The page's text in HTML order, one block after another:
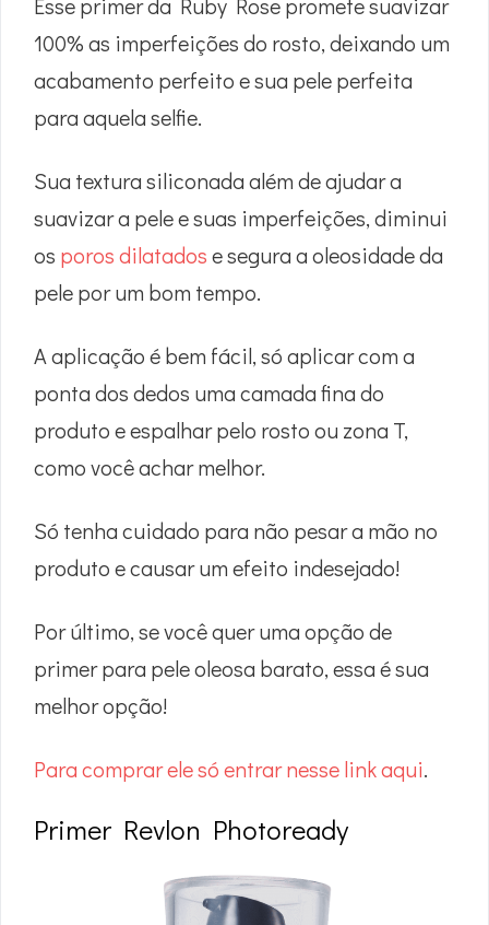
100% as imperfeições do rosto, deixando um
acabamento perfeito e sua pele perfeita
para aquela selfie.
Sua textura siliconada além de ajudar a
suavizar a pele e suas imperfeições, diminui
os poros dilatadose segura a oleosidade da
pele por um bom tempo.
A aplicação é bem fácil, só aplicar com a
ponta dos dedos uma camada fina do
produto e espalhar pelo rosto ou zona T,
como você achar melhor.
Só tenha cuidado para não pesar a mão no
produto e causar um efeito indesejado!
Por último, se você quer uma opção de
primer para pele oleosa barato, essa é sua
melhor opção!
Para comprar ele só entrar nesse link aqui.
Primer Revlon Photoready